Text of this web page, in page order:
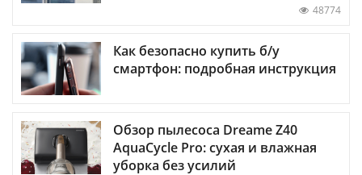
48774
Как безопасно купить б/у
смартфон: подробная инструкция
Обзор пылесоса Dreame Z40
AquaCycle Pro: сухая и влажная
уборка без усилий